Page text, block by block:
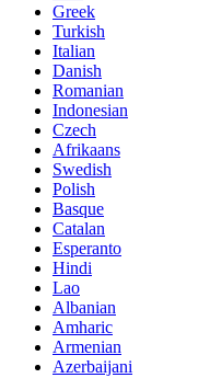
Greek
Turkish
Italian
Danish
Romanian
Indonesian
Czech
Afrikaans
Swedish
Polish
Basque
Catalan
Esperanto
Hindi
Lao
Albanian
Amharic
Armenian
Azerbaijani